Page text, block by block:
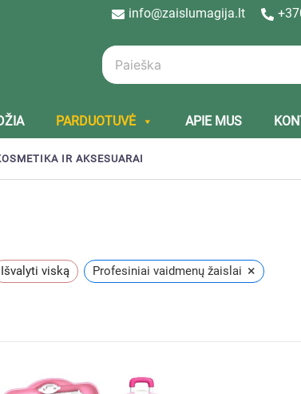
info@zaislumagija.lt
PARDUOTUVĖ APIE MUS
IR AKSESUARAI
Išvalyti viską Profesiniai vaidmenų žaislai ×